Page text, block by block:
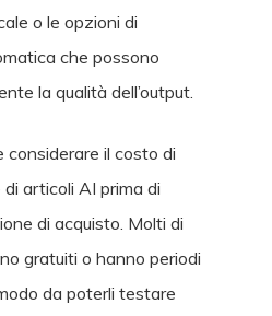
o le opzioni di
che possono
la qualità dell’output.
il costo di
articoli AI prima di
di acquisto. Molti di
gratuiti o hanno periodi
da poterli testare